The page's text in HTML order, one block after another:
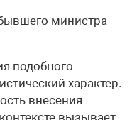
министра
подобного
характер.
внесения
вызывает